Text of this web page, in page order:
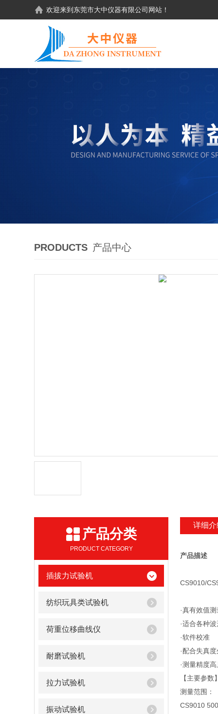
欢迎来到东莞市大中仪器有限公司网站！
PRODUCTS 产品中心
产品分类
PRODUCT CATEGORY
插拔力试验机
纺织玩具类试验机
荷重位移曲线仪
耐磨试验机
拉力试验机
振动试验机
详细介
产品描述
CS9010/
·真有效值
·适合各种
·软件校准
·配合失真
·测量精度
【主要参数
测量范围：
CS9010